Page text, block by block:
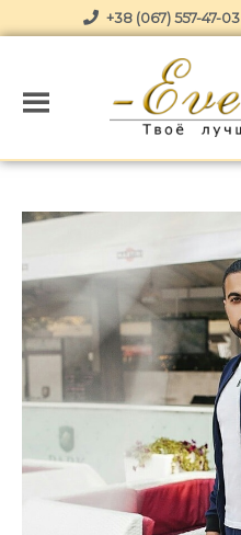
+38 (067) 557-47-03